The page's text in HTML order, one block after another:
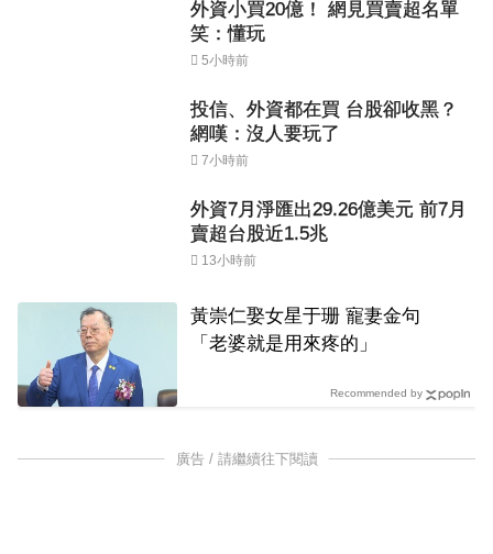
外資小買20億！ 網見買賣超名單
笑：懂玩
5小時前
投信、外資都在買 台股卻收黑？
網嘆：沒人要玩了
7小時前
外資7月淨匯出29.26億美元 前7月
賣超台股近1.5兆
13小時前
黃崇仁娶女星于珊 寵妻金句
「老婆就是用來疼的」
Recommended by
廣告 / 請繼續往下閱讀